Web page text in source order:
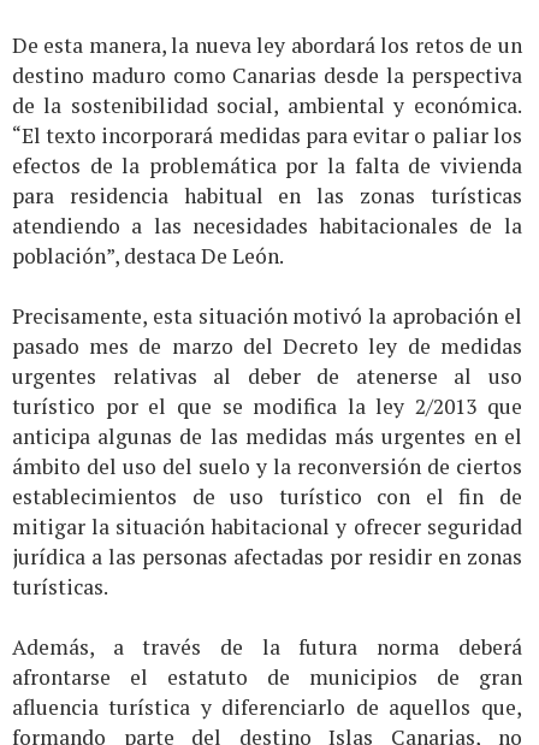
De esta manera, la nueva ley abordará los retos de un
destino maduro como Canarias desde la perspectiva
de la sostenibilidad social, ambiental y económica.
“El texto incorporará medidas para evitar o paliar los
efectos de la problemática por la falta de vivienda
para residencia habitual en las zonas turísticas
atendiendo a las necesidades habitacionales de la
población”, destaca De León.
Precisamente, esta situación motivó la aprobación el
pasado mes de marzo del Decreto ley de medidas
urgentes relativas al deber de atenerse al uso
turístico por el que se modifica la ley 2/2013 que
anticipa algunas de las medidas más urgentes en el
ámbito del uso del suelo y la reconversión de ciertos
establecimientos de uso turístico con el fin de
mitigar la situación habitacional y ofrecer seguridad
jurídica a las personas afectadas por residir en zonas
turísticas.
Además, a través de la futura norma deberá
afrontarse el estatuto de municipios de gran
afluencia turística y diferenciarlo de aquellos que,
formando parte del destino Islas Canarias, no